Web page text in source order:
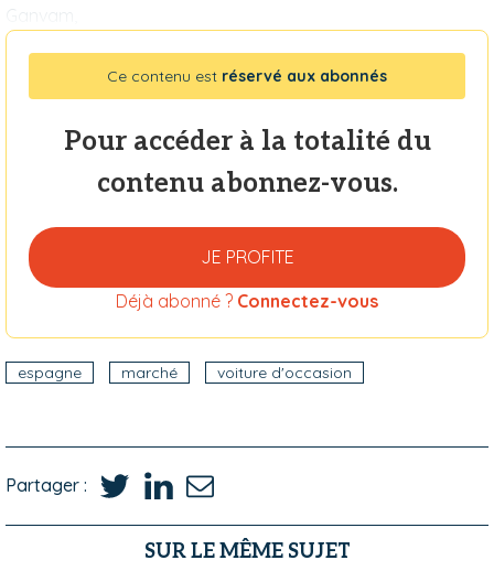
Ganvam,
Ce contenu est réservé aux abonnés
Pour accéder à la totalité du
contenu abonnez-vous.
JE PROFITE
Déjà abonné ? Connectez-vous
espagne marché voiture d'occasion
Partager :
SUR LE MÊME SUJET